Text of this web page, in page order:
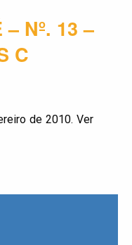
Nº. 13 –
C
de 2010. Ver